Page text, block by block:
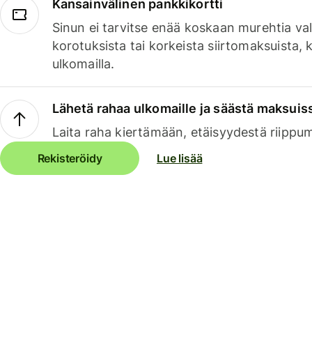
Kansainvälinen pankkikortti
Sinun ei tarvitse enää koskaan murehtia
korotuksista tai korkeista siirtomaksuista,
ulkomailla.
Lähetä rahaa ulkomaille ja säästä
Laita raha kiertämään, etäisyydestä
Rekisteröidy Lue lisää